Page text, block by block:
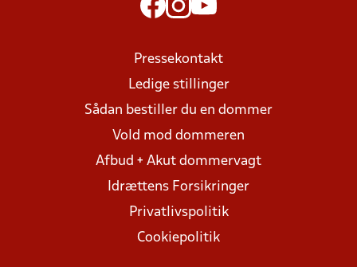
Pressekontakt
Ledige stillinger
Sådan bestiller du en dommer
Vold mod dommeren
Afbud + Akut dommervagt
Idrættens Forsikringer
Privatlivspolitik
Cookiepolitik